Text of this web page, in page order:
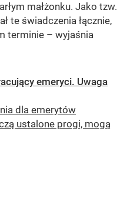
małżonku. Jako tzw.
te świadczenia łącznie,
terminie – wyjaśnia
emeryci. Uwaga
dla emerytów
ustalone progi, mogą